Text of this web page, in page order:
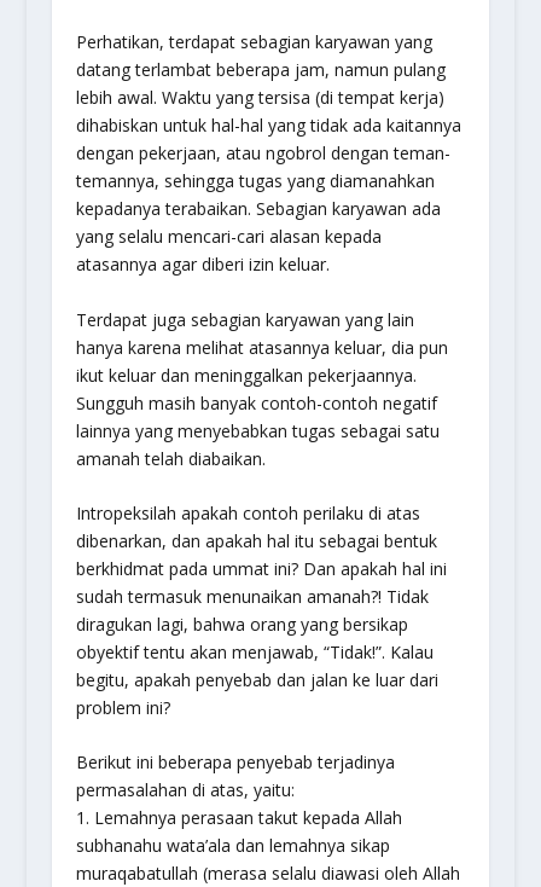
Perhatikan, terdapat sebagian karyawan yang
datang terlambat beberapa jam, namun pulang
lebih awal. Waktu yang tersisa (di tempat kerja)
dihabiskan untuk hal-hal yang tidak ada kaitannya
dengan pekerjaan, atau ngobrol dengan teman-
temannya, sehingga tugas yang diamanahkan
kepadanya terabaikan. Sebagian karyawan ada
yang selalu mencari-cari alasan kepada
atasannya agar diberi izin keluar.
Terdapat juga sebagian karyawan yang lain
hanya karena melihat atasannya keluar, dia pun
ikut keluar dan meninggalkan pekerjaannya.
Sungguh masih banyak contoh-contoh negatif
lainnya yang menyebabkan tugas sebagai satu
amanah telah diabaikan.
Intropeksilah apakah contoh perilaku di atas
dibenarkan, dan apakah hal itu sebagai bentuk
berkhidmat pada ummat ini? Dan apakah hal ini
sudah termasuk menunaikan amanah?! Tidak
diragukan lagi, bahwa orang yang bersikap
obyektif tentu akan menjawab, “Tidak!”. Kalau
begitu, apakah penyebab dan jalan ke luar dari
problem ini?
Berikut ini beberapa penyebab terjadinya
permasalahan di atas, yaitu:
1. Lemahnya perasaan takut kepada Allah
subhanahu wata’ala dan lemahnya sikap
muraqabatullah (merasa selalu diawasi oleh Allah